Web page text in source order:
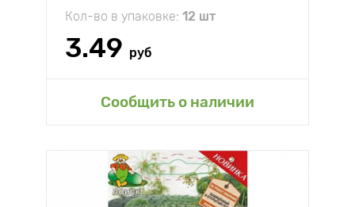
Кол-во в упаковке: 12 шт
3.49 руб
Сообщить о наличии